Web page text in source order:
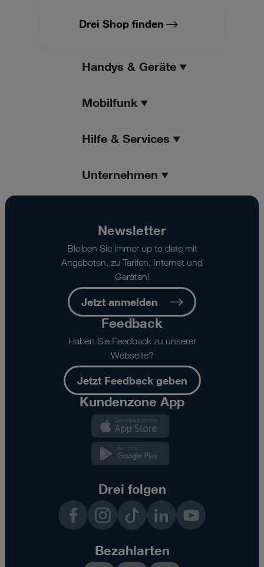
Drei Shop finden
Handys & Geräte
Mobilfunk
Hilfe & Services
Unternehmen
Newsletter
Bleiben Sie immer up to date mit
Angeboten, zu Tarifen, Internet und
Geräten!
Jetzt anmelden
Feedback
Haben Sie Feedback zu unserer
Webseite?
Jetzt Feedback geben
Kundenzone App
Drei folgen
InstagramTikTok LinkedInYouTube
Bezahlarten